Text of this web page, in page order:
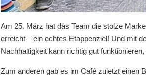
Am 25. März hat das Team die stolze
erreicht – ein echtes Etappenziel! Und mit
Nachhaltigkeit kann richtig gut
Zum anderen gab es im Café zuletzt einen